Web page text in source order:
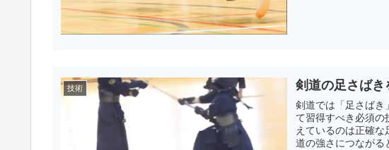
技術 剣道の足さばき
剣道では「足さばき
て習得すべき必須の
えているのは正確な
道の強さにつながる